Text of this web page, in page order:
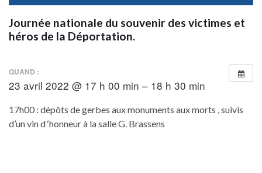
Journée nationale du souvenir des victimes et
héros de la Déportation.
QUAND :
23 avril 2022 @ 17 h 00 min – 18 h 30 min
17h00 : dépôts de gerbes aux monuments aux morts , suivis
d’un vin d ‘honneur à la salle G. Brassens